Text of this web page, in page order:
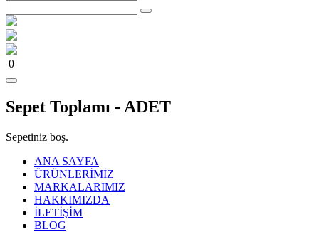
0
Sepet Toplamı - ADET
Sepetiniz boş.
ANA SAYFA
ÜRÜNLERİMİZ
MARKALARIMIZ
HAKKIMIZDA
İLETİŞİM
BLOG